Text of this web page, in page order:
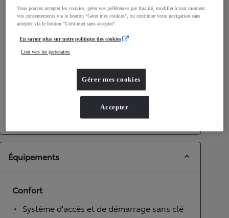
Performances
Accélération 0-100km/h
Roues motrices avant
Boîte automatique
Équipements
Confort
Système d'accès et de démarrage sans clé
Vous pouvez accepter les cookies, gérer vos préférences par finalité, modifier à tout moment
vos consentements via le bouton "Gérer mes cookies", ou continuer votre navigation sans
accepter via le bouton "Continuer sans accepter".
En savoir plus sur notre politique des cookies
Lien vers les partenaires
Gérer mes cookies
Accepter